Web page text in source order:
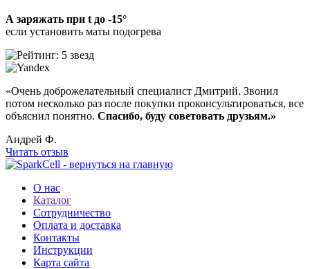
А заряжать при t до -15°
если установить маты подогрева
«Очень доброжелательный cпециалист Дмитрий. Звонил
потом несколько раз после покупки проконсультироваться, все
объяснил понятно. Спасибо, буду советовать друзьям.»
Андрей Ф.
Читать отзыв
О нас
Каталог
Сотрудничество
Оплата и доставка
Контакты
Инструкции
Карта сайта